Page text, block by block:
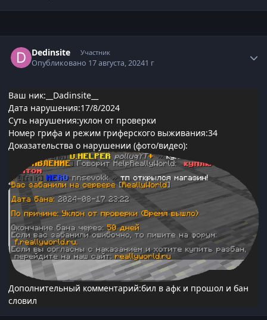
Dedinsite Участник
Опубликовано 17 августа, 20241 г
Ваш ник:__Dadinsite__
Дата нарушения:17/8/2024
Суть нарушения:уклон от проверки
Номер грифа и режим гриферского выживания:34
Доказательства о нарушении (фото/видео):
Дополнительный комментарий:бил в афк и прошол и бан
словил